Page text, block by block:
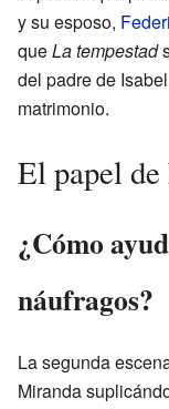
y su esposo,
queLa tempestad
del padre de
matrimonio.
El papel
¿Cómo
náufragos?
La segunda
Miranda